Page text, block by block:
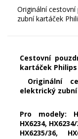
Originální
Cestovní
kartáček Philips
Originální
elektrický
Pro modely:
HX6234,
HX6235/36,